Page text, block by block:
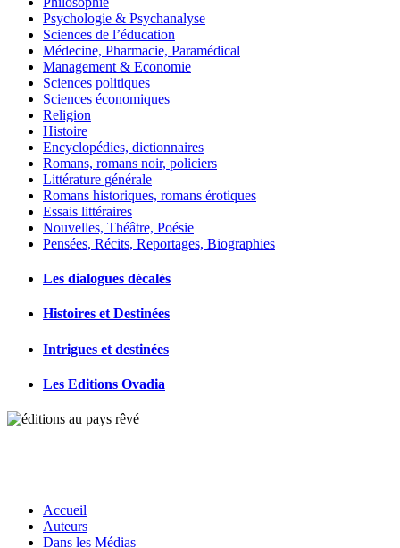
Psychologie & Psychanalyse
Sciences de l’éducation
Médecine, Pharmacie, Paramédical
Management & Economie
Sciences politiques
Sciences économiques
Religion
Histoire
Encyclopédies, dictionnaires
Romans, romans noir, policiers
Littérature générale
Romans historiques, romans érotiques
Essais littéraires
Nouvelles, Théâtre, Poésie
Pensées, Récits, Reportages, Biographies
Les dialogues décalés
Histoires et Destinées
Intrigues et destinées
Les Editions Ovadia
Accueil
Auteurs
Dans les Médias